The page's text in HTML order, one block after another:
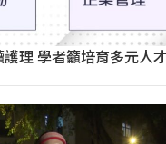
理 學者籲培育多元人才